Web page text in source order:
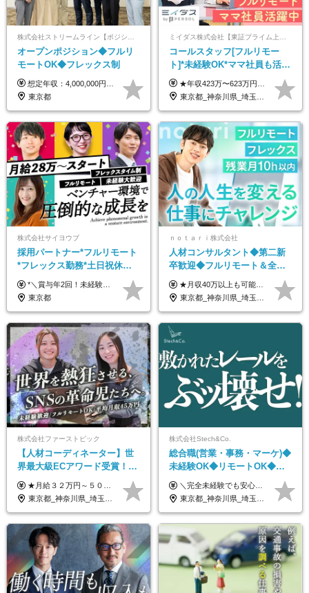
オープンポジション◆フルリ
モートOK◆フレックス制
想定年収：4,000,000円 ～ 8,000,000円 月給：288,000円 ～ 570,000円 ※ご経験・能力に応じて決定いたします。 ※上記額にはみなし残業代を含みます。 ※超過分は全額支給いたします。 ※みなし残業代 45,000円 ～ 89,050円／月 ※みなし残業時間 20時間／月 ※試用期間：3ヶ月（試用期間中の待遇に差異はありません） 【固定残業代について】 固定残業20時間分（45,000円～89,050円）を含む ※超過分は別途全額支給
東京都
コールスタッフ[フルリモー
ト]*未経験OK*ママ社員も活躍
中*ブランクOK*全国どこでも
働ける
★年収423万〜623万円のモデルあり（想定時間外手当10時間分含む） ★半年に一度ドカンと支給のボーナスあり（半年に1度最大150万円） 月給25万円〜＋各種手当＋インセンティブ ＊リモートワーク手当（4000円/月） ＊リモートワーク一時金（1万5000円） ＊残業手当全額支給 ※経験・スキルにより月給を決定します ※試用期間：2ヵ月あり。期間中の雇用形態・給与・待遇に変更はありません 《頑張りはインセンティブとして還元！》 当社は5段階の評価制度を導入。 半期に1回の評価で最高ランク（5点）を獲得したメンバーには、 150万円のインセンティブを支給！ これが半年に一度のインセンティブとして支給されるため、 成果を出した分だけまとまった収入を得られる仕組みです。 【固定残業代について】 なし（残業代は、実際の労働時間に応じて別途全額支給）
東京都_神奈川県_埼玉県_千葉県_大阪府_愛知県_北海道_青森県_岩手県_宮城県_秋田県_山形県_福島県_茨城県_栃木県_群馬県_新潟県_山梨県_長野県_富山県_石川県_福井県_静岡県_岐阜県_三重県_兵庫県_京都府_滋賀県_奈良県_和歌山県_広島県_岡山県_鳥取県_島根県_山口県_徳島県_香川県_愛媛県_高知県_福岡県_熊本県_佐賀県_長崎県_大分県_宮崎県_鹿児島県_沖縄県
株式会社サイヨウブ
採用パートナー*フルリモート
*フレックス勤務*土日祝休み*
月給28万円～*産育休取得実績
あり*年間休日120日
*＼賞与年2回！未経験から月給28万円スタート／* ★昇給年12回あり！随時昇給のチャンス ◆月給28万～40万円＋賞与年2回＋各種インセンティブ ※経験・スキルを考慮の上、決定します ※試用期間6ヶ月間あり（期間中は月給26万円～になります。その他待遇等に差異はありません） ※月給には月35時間分の固定残業代含む（月5万4800円/超過分別途支給） ※ほとんどのメンバーが残業ゼロです！フレックスタイム制のため、自分の生活に合わせて調整できます。 ＼希望性で土曜日出勤あり／ お客様より「土曜日に応募者の対応をしてほしい」という ご要望を受けた際に、応募者対応⇒求職者との メッセージのやり取りなど、対応が発生する場合があります。 ※土曜日に出勤いただく場合は ・2時間稼働：4500円 ・4時間稼働：9000円 の給与が発生。勤務時間が4時間超えることは原則ありません。 短期間で高い給与をGETできるチャンスです♪
東京都
ｎｏｔａｒｉ株式会社
人材コンサルタント◆第二新
卒歓迎◆フルリモート＆全国
から勤務OK◆残業月10h以内
◆フレックス制
★月収40万以上も可能！ ★能力・スキル・経験を考慮した年収額を設定します ★年功序列ではなく、チャレンジを評価して給与に反映！ ■月給20万円～40万円＋決算賞与 ※経験・スキルを考慮のうえ決定します ※給与にはみなし残業代40時間分を含む。そのほか詳細に関しては別途面接時にご説明します ※試用期間3ヵ月あり。期間中の雇用形態・条件などに差異はありません
東京都_神奈川県_埼玉県_千葉県_大阪府_愛知県_北海道_青森県_岩手県_宮城県_秋田県_山形県_福島県_茨城県_栃木県_群馬県_新潟県_山梨県_長野県_富山県_石川県_福井県_静岡県_岐阜県_三重県_兵庫県_京都府_滋賀県_奈良県_和歌山県_広島県_岡山県_鳥取県_島根県_山口県_徳島県_香川県_愛媛県_高知県_福岡県_熊本県_佐賀県_長崎県_大分県_宮崎県_鹿児島県_沖縄県
株式会社ファーストピック
【人材コーディネーター】世
界最大級ECアワード受賞！フ
ルリモート／未経験◎／月給
３２万円～／年休１３０日以
上／
★月給３２万円～５０万円＋インセンティブ賞与＋決算賞与★ （30時間の固定残業代、一律月54,750円を含む。超過分は支給） ※経験・スキルを考慮の上、決定 ※昇給：随時あり 【インセンティブについて】 自社サービスを提案し、サービス化した場合、一部の利益をインセンティブとして還元します。 試用期間中（6か月間）は、下記の給与となります。 【一都三県、大阪、名古屋、福岡の方】 月給２４万円～＋役職手当＋インセンティブ賞与 【一都三県以外の関東圏、九州、東北、北海道、その他地域の方】 月給２０万円～＋役職手当＋インセンティブ賞与 ※試用期間6ヶ月 ※試用期間中の待遇・福利厚生に差異はなし
東京都_神奈川県_埼玉県_千葉県_大阪府_愛知県_北海道_青森県_岩手県_宮城県_秋田県_山形県_福島県_茨城県_栃木県_群馬県_静岡県_岐阜県_三重県_兵庫県_京都府_滋賀県_奈良県_和歌山県_広島県_岡山県_鳥取県_島根県_山口県_福岡県_熊本県_佐賀県_長崎県_大分県_宮崎県_鹿児島県
株式会社Stech&Co.
総合職(営業・事務・マーケ)◆
未経験OK◆リモートOK◆学
歴不問◆20代活躍中！
＼完全未経験でも安心して年収UP可能です！／ -------------- 【1】営業 月給25万円～80万円＋賞与 【2】事務 月給21万円～50万円＋賞与 【3】マーケ 月給25万円～80万円＋賞与 ※試用期間3ヶ月間の待遇に変動はありません。 ※みなし残業代(月20時間分29,725円～)を含む。（※超過分は追加支給）
東京都_神奈川県_埼玉県_千葉県_大阪府_愛知県_北海道_青森県_岩手県_宮城県_秋田県_山形県_福島県_茨城県_栃木県_群馬県_新潟県_山梨県_長野県_富山県_石川県_福井県_静岡県_岐阜県_三重県_兵庫県_京都府_滋賀県_奈良県_和歌山県_広島県_岡山県_鳥取県_島根県_山口県_徳島県_香川県_愛媛県_高知県_福岡県_熊本県_佐賀県_長崎県_大分県_宮崎県_鹿児島県_沖縄県